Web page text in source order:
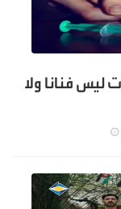
ليس فنانا ولا